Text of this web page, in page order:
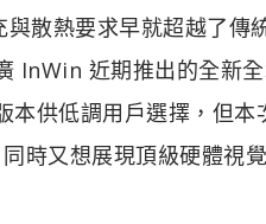
散熱要求早就超越了傳
InWin 近期推出的全新
供低調用戶選擇，但
時又想展現頂級硬體視